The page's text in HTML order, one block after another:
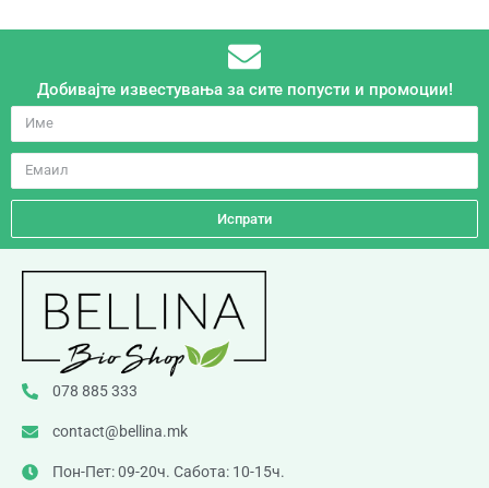
Добивајте известувања за сите попусти и промоции!
Испрати
078 885 333
contact@bellina.mk
Пон-Пет: 09-20ч. Сабота: 10-15ч.